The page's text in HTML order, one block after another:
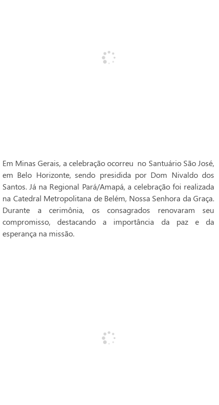
Em Minas Gerais, a celebração ocorreu no Santuário São José,
em Belo Horizonte, sendo presidida por Dom Nivaldo dos
Santos. Já na Regional Pará/Amapá, a celebração foi realizada
na Catedral Metropolitana de Belém, Nossa Senhora da Graça.
Durante a cerimônia, os consagrados renovaram seu
compromisso, destacando a importância da paz e da
esperança na missão.